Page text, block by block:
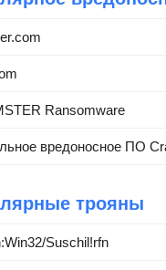
Ransomware
вредоносное ПО
трояны
Suschil!rfn